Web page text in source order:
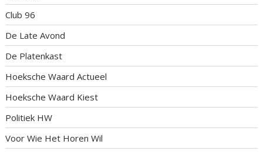
Club 96
De Late Avond
De Platenkast
Hoeksche Waard Actueel
Hoeksche Waard Kiest
Politiek HW
Voor Wie Het Horen Wil